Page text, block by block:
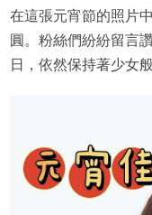
在這張元宵節的照片
圓。粉絲們紛紛留言
日，依然保持著少女